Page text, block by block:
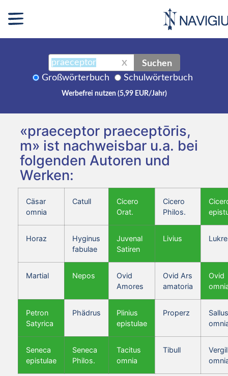
X Suchen
Großwörterbuch Schulwörterbuch
Werbefrei nutzen (5,99 EUR/Jahr)
«praeceptor praeceptōris,
m» ist nachweisbar u.a. bei
folgenden Autoren und
Werken:
Cäsar
omnia
Catull
Cicero
Orat.
Cicero
Philos.
Horaz
Hyginus
fabulae
Juvenal
Satiren
Livius
Martial Nepos
Ovid
Amores
Ovid Ars
amatoria
Ovid
Petron
Satyrica
Phädrus
Plinius
epistulae
Properz
Seneca
epistulae
Seneca
Philos.
Tacitus
omnia
Tibull
Vergil